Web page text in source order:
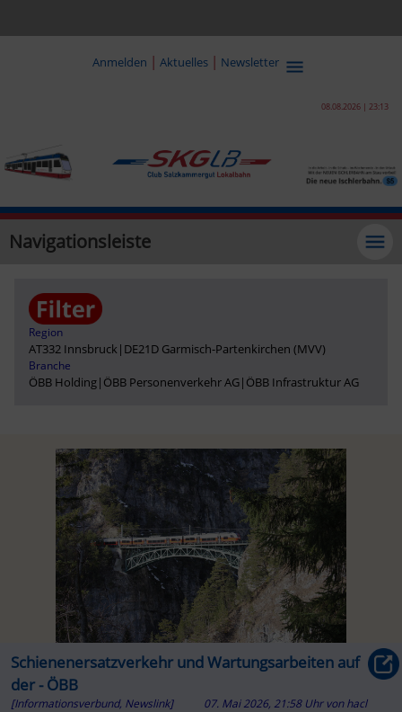
Anmelden | Aktuelles | Newsletter
08.08.2026 | 23:13
Navigationsleiste
Region
AT332 Innsbruck | DE21D Garmisch-Partenkirchen (MVV)
Branche
ÖBB Holding| ÖBB Personenverkehr AG| ÖBB Infrastruktur AG
Schienenersatzverkehr und Wartungsarbeiten auf
der - ÖBB
[Informationsverbund, Newslink] 07. Mai 2026, 21:58 Uhr vonhacl